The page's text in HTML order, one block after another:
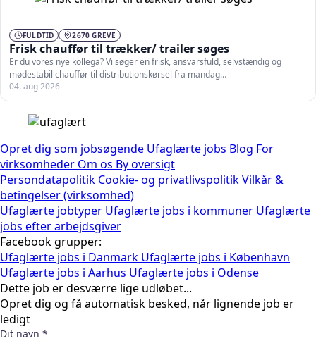
FULDTID 2670 GREVE
Frisk chauffør til trækker/ trailer søges
Er du vores nye kollega? Vi søger en frisk, ansvarsfuld, selvstændig og
mødestabil chauffør til distributionskørsel fra mandag…
04. aug 2026
Opret dig som jobsøgende Ufaglærte jobs Blog For
virksomheder Om os By oversigt
Persondatapolitik Cookie- og privatlivspolitikVilkår &
betingelser (virksomhed)
Ufaglærte jobtyper Ufaglærte jobs i kommuner Ufaglærte
jobs efter arbejdsgiver
Facebook grupper:
Ufaglærte jobs i Danmark Ufaglærte jobs i København
Ufaglærte jobs i Aarhus Ufaglærte jobs i Odense
Dette job er desværre lige udløbet...
Opret dig og få automatisk besked, når lignende job er
ledigt
Dit navn *